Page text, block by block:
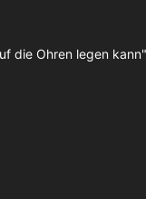
die Ohren legen kann"